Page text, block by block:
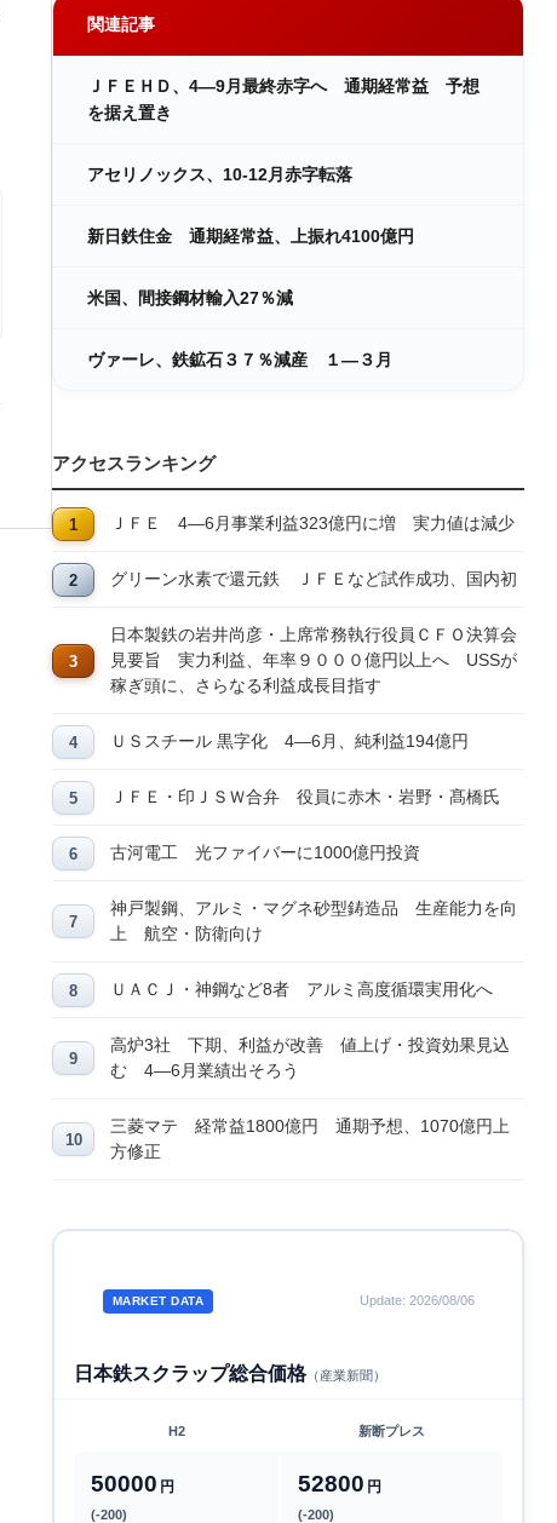
関連記事
ＪＦＥＨＤ、4―9月最終赤字へ 通期経常益 予想
を据え置き
アセリノックス、10-12月赤字転落
新日鉄住金 通期経常益、上振れ4100億円
米国、間接鋼材輸入27％減
ヴァーレ、鉄鉱石３７％減産 １―３月
アクセスランキング
ＪＦＥ 4―6月事業利益323億円に増 実力値は減少
グリーン水素で還元鉄 ＪＦＥなど試作成功、国内初
日本製鉄の岩井尚彦・上席常務執行役員ＣＦＯ決算会
見要旨 実力利益、年率９０００億円以上へ USSが
稼ぎ頭に、さらなる利益成長目指す
ＵＳスチール 黒字化 4―6月、純利益194億円
ＪＦＥ・印ＪＳＷ合弁 役員に赤木・岩野・髙橋氏
古河電工 光ファイバーに1000億円投資
神戸製鋼、アルミ・マグネ砂型鋳造品 生産能力を向
上 航空・防衛向け
ＵＡＣＪ・神鋼など8者 アルミ高度循環実用化へ
高炉3社 下期、利益が改善 値上げ・投資効果見込
む 4―6月業績出そろう
三菱マテ 経常益1800億円 通期予想、1070億円上
方修正
MARKET DATA Update: 2026/08/06
日本鉄スクラップ総合価格（産業新聞）
H2 新断プレス
50000 円
(-200)
52800 円
(-200)